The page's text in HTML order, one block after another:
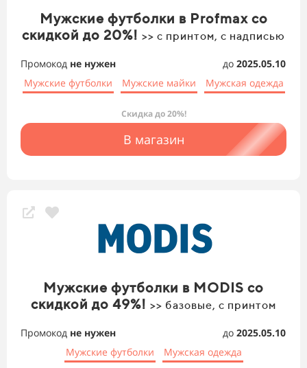
Мужские футболки в Profmax со
скидкой до 20%! >> с принтом, с надписью
Промокод не нужен до 2025.05.10
Мужские футболки
Мужские майки Мужская одежда
Скидка до 20%!
В магазин
Мужские футболки в MODIS со
скидкой до 49%! >> базовые, с принтом
Промокод не нужен до 2025.05.10
Мужские футболки
Мужская одежда